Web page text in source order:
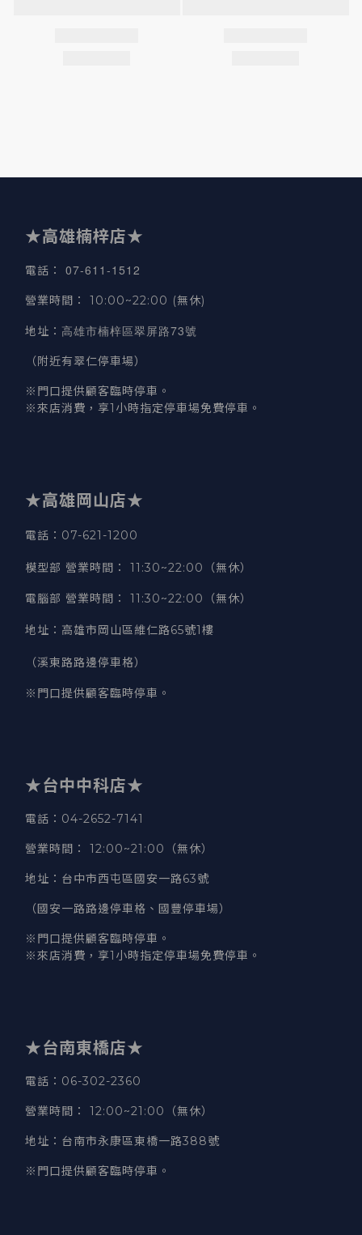
★高雄楠梓店★
電話 ： 07-611-1512
營業時間 ： 10:00~22:00 (無休)
地址 ： 高雄市楠梓區翠屏路73號
（附近有翠仁停車場）
※門口提供顧客臨時停車。
※來店消費，享1小時指定停車場免費停車。
★高雄岡山店★
電話：07-621-1200
模型部 營業時間 ： 11:30~22:00（無休）
電腦部 營業時間 ： 11:30~22:00（無休）
地址 ： 高雄市岡山區維仁路65號1樓
（溪東路路邊停車格）
※門口提供顧客臨時停車。
★台中中科店★
電話 ：04-2652-7141
營業時間 ： 12:00~21:00（無休）
地址 ：台中市西屯區國安一路63號
（國安一路路邊停車格、國豐停車場）
※門口提供顧客臨時停車。
※來店消費，享1小時指定停車場免費停車。
★台南東橋店★
電話 ：06-302-2360
營業時間 ： 12:00~21:00（無休）
地址 ：台南市永康區東橋一路388號
※門口提供顧客臨時停車。